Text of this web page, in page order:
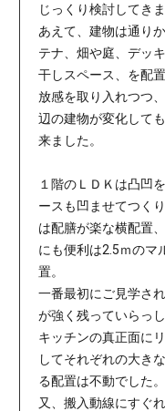
じっくり検討してきま
あえて、建物は通り
テナ、畑や庭、デッ
干しスペース、を配
放感を取り入れつつ
辺の建物が変化して
来ました。
１階のＬＤＫは凸凹
ースも凹ませてつく
は配膳が楽な横配置
にも便利は2.5ｍのマ
置。
一番最初にご見学さ
が強く残っていらっ
キッチンの真正面に
してそれぞれの大き
る配置は不動でした。
又、搬入動線にすぐ